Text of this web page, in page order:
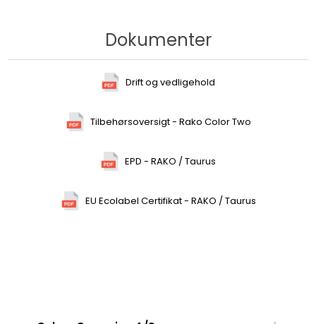
Dokumenter
Drift og vedligehold
Tilbehørsoversigt - Rako Color Two
EPD - RAKO / Taurus
EU Ecolabel Certifikat - RAKO / Taurus